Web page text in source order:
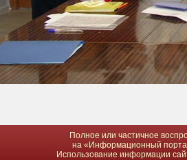
Полное или частичное
на «Информационный
Использование информации